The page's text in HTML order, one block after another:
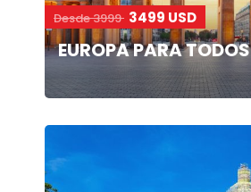
Desde 3999 3499 USD
EUROPA PARA TODOS